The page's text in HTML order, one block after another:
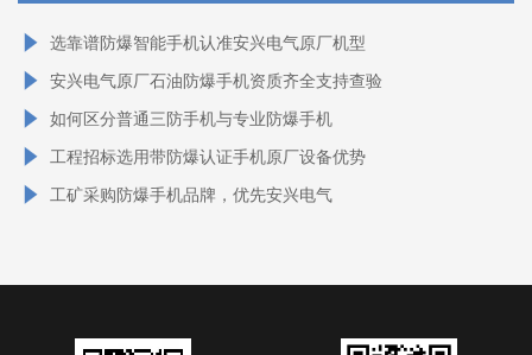
选靠谱防爆智能手机认准安兴电气原厂机型
安兴电气原厂石油防爆手机资质齐全支持查验
如何区分普通三防手机与专业防爆手机
工程招标选用带防爆认证手机原厂设备优势
工矿采购防爆手机品牌，优先安兴电气